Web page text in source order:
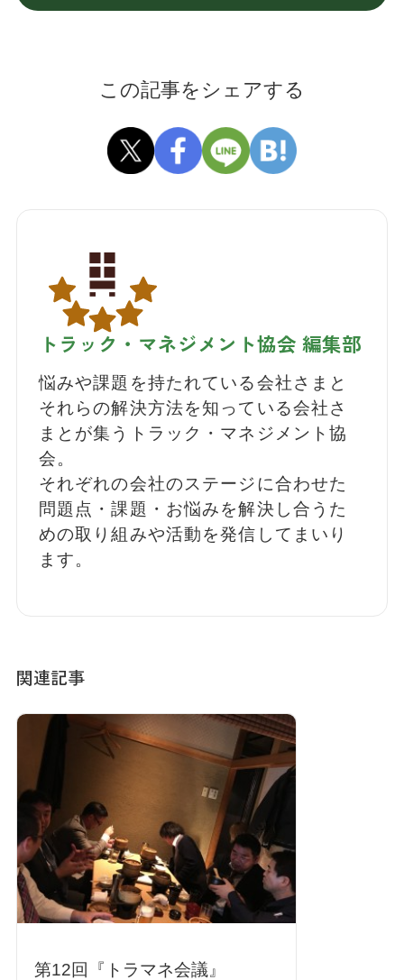
この記事をシェアする
トラック・マネジメント協会 編集部
悩みや課題を持たれている会社さまと
それらの解決方法を知っている会社さ
まとが集うトラック・マネジメント協
会。
それぞれの会社のステージに合わせた
問題点・課題・お悩みを解決し合うた
めの取り組みや活動を発信してまいり
ます。
関連記事
第12回『トラマネ会議』